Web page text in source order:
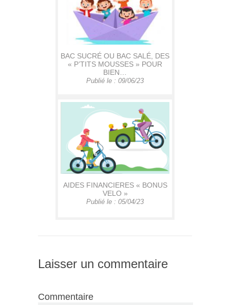
BAC SUCRÉ OU BAC SALÉ, DES
« P’TITS MOUSSES » POUR
BIEN…
Publié le : 09/06/23
AIDES FINANCIERES « BONUS
VELO »
Publié le : 05/04/23
Laisser un commentaire
Commentaire